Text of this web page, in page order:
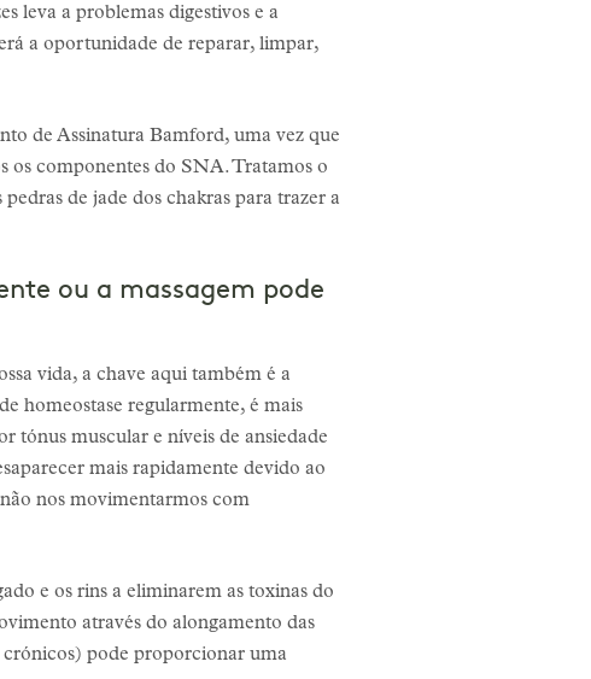
leva a problemas digestivos e a
a oportunidade de reparar, limpar,
de Assinatura Bamford, uma vez que
os componentes do SNA. Tratamos o
de jade dos chakras para trazer a
ou a massagem pode
vida, a chave aqui também é a
homeostase regularmente, é mais
tónus muscular e níveis de ansiedade
mais rapidamente devido ao
nos movimentarmos com
e os rins a eliminarem as toxinas do
através do alongamento das
crónicos) pode proporcionar uma